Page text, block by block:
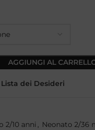
AGGIUNGI AL
dei Desideri
2/10 anni , Neonato 2/36